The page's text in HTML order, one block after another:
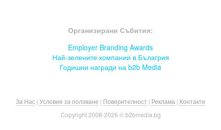
Организирани Събития:
Employer Branding Awards
Най-зелените компании в Бълагрия
Годишни награди на b2b Media
За Нас | Условия за ползване | Поверителност | Реклама | Контакти
Copyright 2008-2026 © b2bmedia.bg